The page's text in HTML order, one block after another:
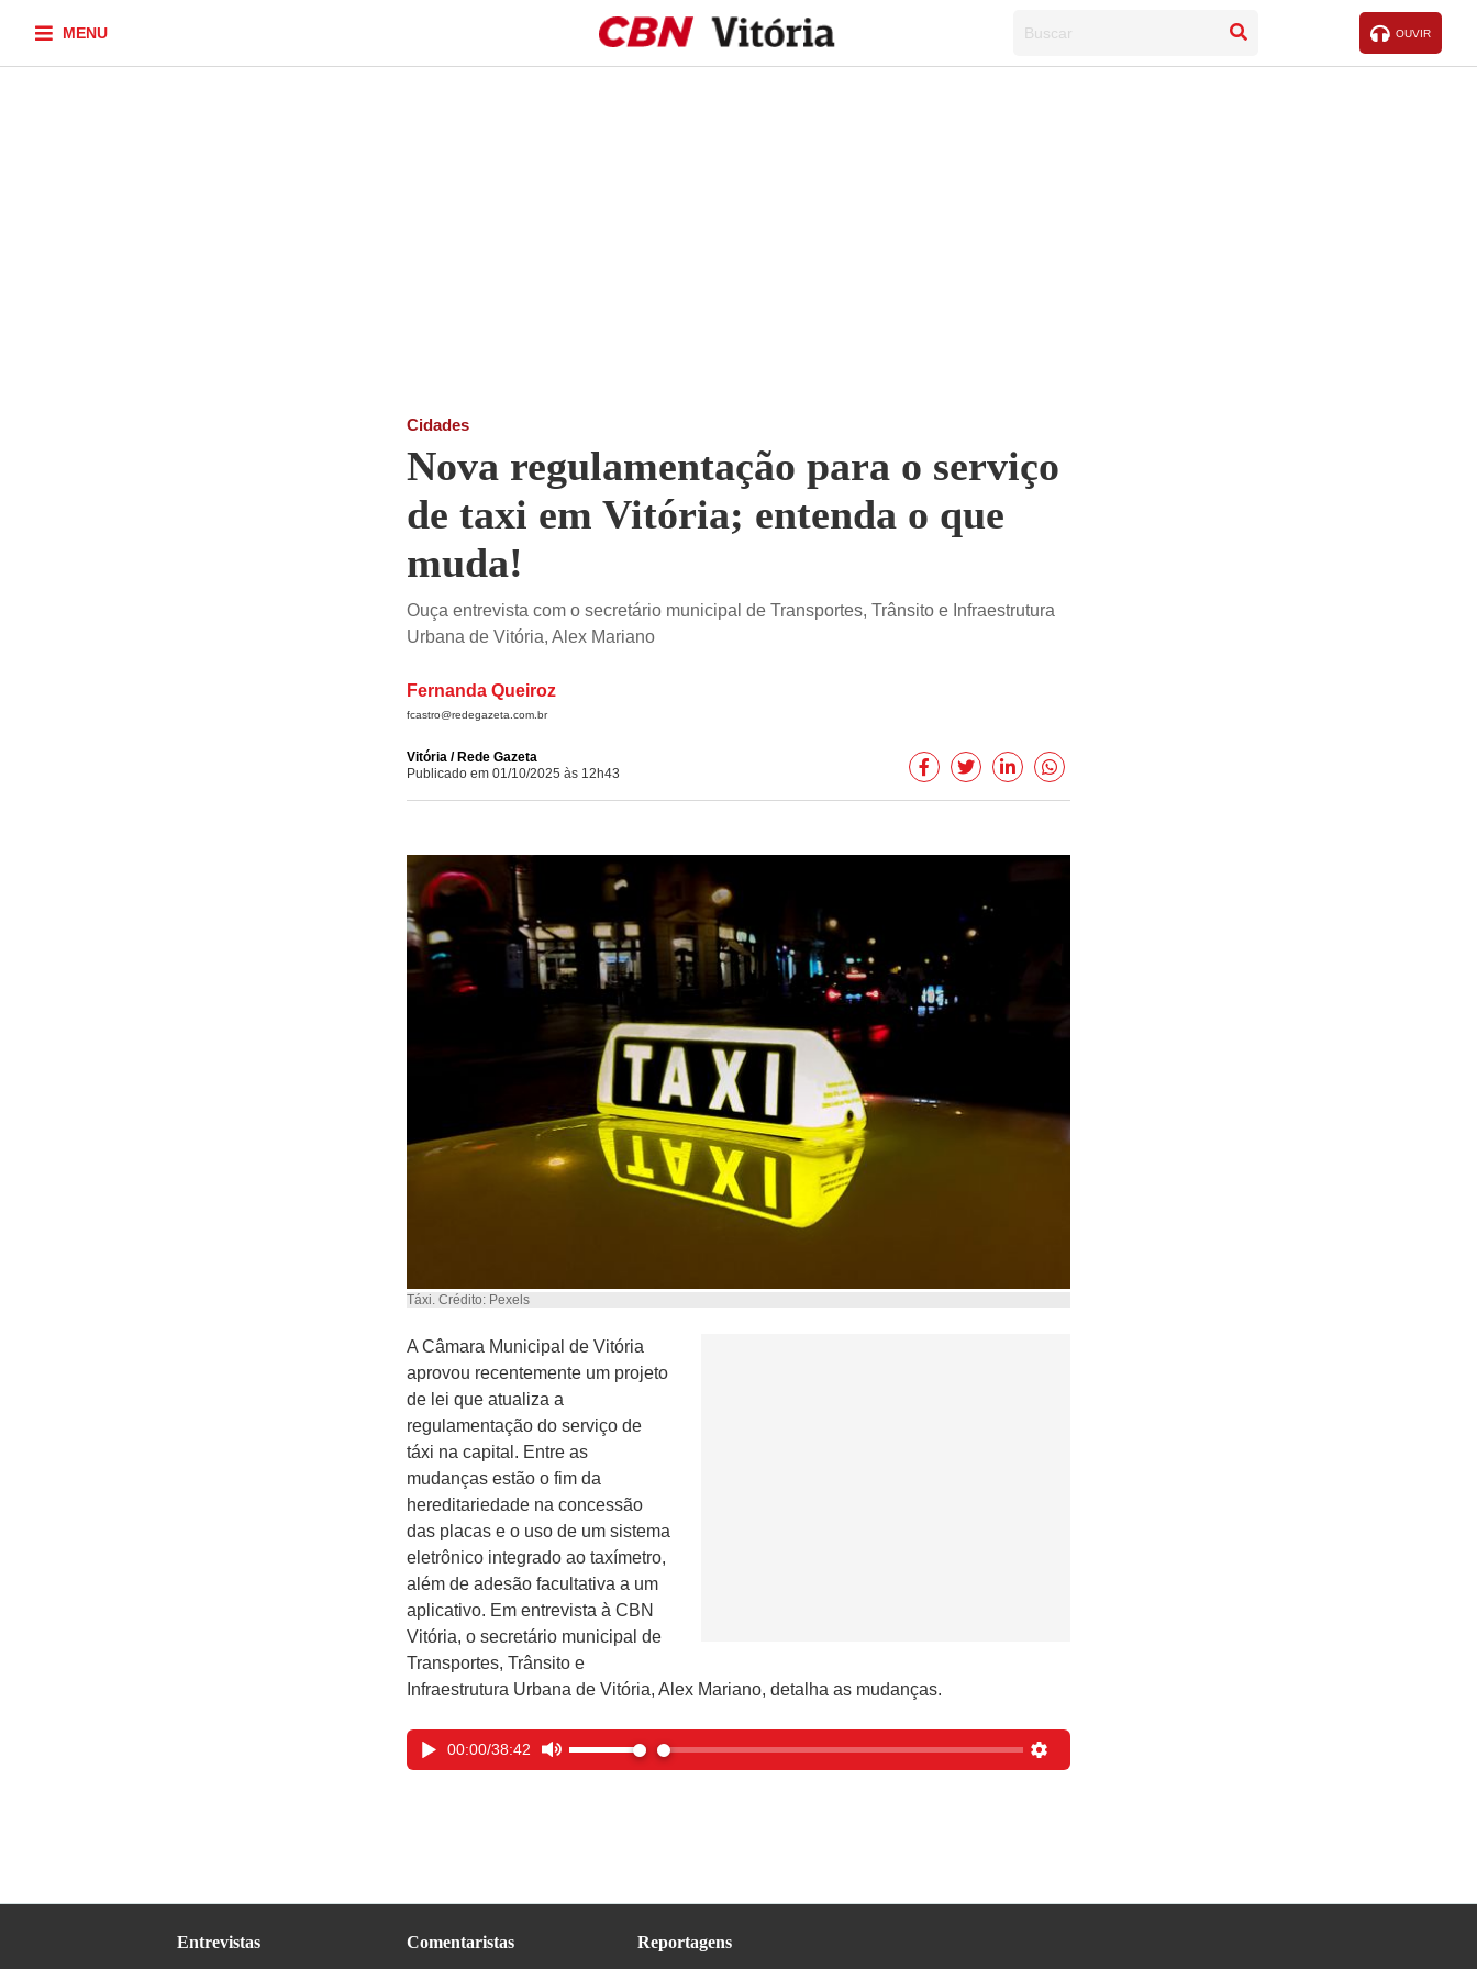
MENU OUVIR
Cidades
Nova regulamentação para o serviço
de taxi em Vitória; entenda o que
muda!
Ouça entrevista com o secretário municipal de Transportes, Trânsito e Infraestrutura
Urbana de Vitória, Alex Mariano
Fernanda Queiroz
fcastro@redegazeta.com.br
Vitória / Rede Gazeta
Publicado em 01/10/2025 às 12h43
Táxi. Crédito: Pexels
A Câmara Municipal de Vitória
aprovou recentemente um projeto
de lei que atualiza a
regulamentação do serviço de
táxi na capital. Entre as
mudanças estão o fim da
hereditariedade na concessão
das placas e o uso de um sistema
eletrônico integrado ao taxímetro,
além de adesão facultativa a um
aplicativo. Em entrevista à CBN
Vitória, o secretário municipal de
Transportes, Trânsito e
Infraestrutura Urbana de Vitória, Alex Mariano, detalha as mudanças.
00:00/38:42
Entrevistas Comentaristas Reportagens